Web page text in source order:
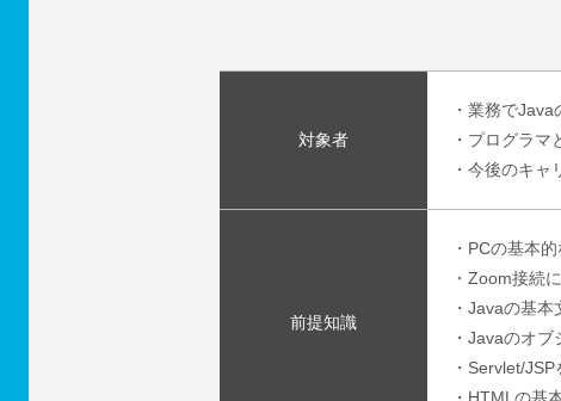
対象者
・業務で
・プログラ
・今後のキ
前提知識
・PCの基本
・Zoom接続
・Javaの基
・Javaのオ
・Servlet/